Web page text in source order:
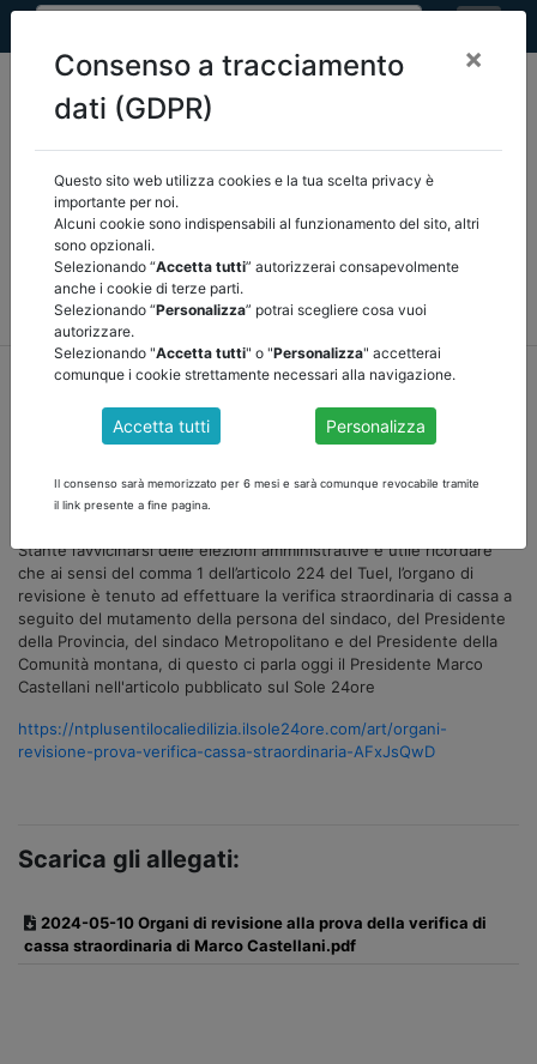
Seleziona una categoria:
COMUNICAZIONI
RASSEGNA STAMPA VEDI TUTTE
home notizie articoli ancrel/torna indietro
VERIFICA DI CASSA STRAORDINARIA di Marco
Castellani
Stante l’avvicinarsi delle elezioni amministrative è utile ricordare
che ai sensi del comma 1 dell’articolo 224 del Tuel, l’organo di
revisione è tenuto ad effettuare la verifica straordinaria di cassa a
seguito del mutamento della persona del sindaco, del Presidente
della Provincia, del sindaco Metropolitano e del Presidente della
Comunità montana, di questo ci parla oggi il Presidente Marco
Castellani nell'articolo pubblicato sul Sole 24ore
https://ntplusentilocaliedilizia.ilsole24ore.com/art/organi-
revisione-prova-verifica-cassa-straordinaria-AFxJsQwD
Scarica gli allegati:
2024-05-10 Organi di revisione alla prova della verifica di
cassa straordinaria di Marco Castellani.pdf
Consenso a tracciamento
dati (GDPR)
×
Questo sito web utilizza cookies e la tua scelta privacy è
importante per noi.
Alcuni cookie sono indispensabili al funzionamento del sito, altri
sono opzionali.
Selezionando “Accetta tutti” autorizzerai consapevolmente
anche i cookie di terze parti.
Selezionando “Personalizza” potrai scegliere cosa vuoi
autorizzare.
Selezionando "Accetta tutti" o "Personalizza" accetterai
comunque i cookie strettamente necessari alla navigazione.
Accetta tutti Personalizza
Il consenso sarà memorizzato per 6 mesi e sarà comunque revocabile tramite
il link presente a fine pagina.